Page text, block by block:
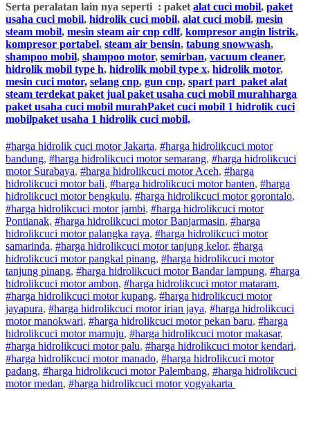
Serta peralatan lain nya seperti : paket alat cuci mobil, paket
usaha cuci mobil, hidrolik cuci mobil, alat cuci mobil, mesin
steam mobil, mesin steam air cnp cdlf, kompresor angin listrik,
kompresor portabel, steam air bensin, tabung snowwash,
shampoo mobil, shampoo motor, semirban, vacuum cleaner,
hidrolik mobil type h, hidrolik mobil type x, hidrolik motor,
mesin cuci motor, selang cnp, gun cnp, spart part paket alat
steam terdekat paket jual paket usaha cuci mobil murahharga
paket usaha cuci mobil murahPaket cuci mobil 1 hidrolik cuci
mobilpaket usaha 1 hidrolik cuci mobil,
#harga hidrolik cuci motor Jakarta, #harga hidrolikcuci motor
bandung, #harga hidrolikcuci motorsemarang, #harga hidrolikcuci
motorSurabaya, #harga hidrolikcuci motorAceh, #harga
hidrolikcuci motorbali, #harga hidrolikcuci motorbanten, #harga
hidrolikcuci motorbengkulu, #harga hidrolikcuci motorgorontalo,
#harga hidrolikcuci motorjambi, #harga hidrolikcuci motor
Pontianak, #harga hidrolikcuci motorBanjarmasin, #harga
hidrolikcuci motorpalangka raya, #harga hidrolikcuci motor
samarinda, #harga hidrolikcuci motortanjung kelor, #harga
hidrolikcuci motorpangkal pinang, #harga hidrolikcuci motor
tanjung pinang, #harga hidrolikcuci motorBandar lampung, #harga
hidrolikcuci motorambon, #harga hidrolikcuci motormataram,
#harga hidrolikcuci motorkupang, #harga hidrolikcuci motor
jayapura, #harga hidrolikcuci motoririan jaya, #harga hidrolikcuci
motormanokwari, #harga hidrolikcuci motorpekan baru, #harga
hidrolikcuci motormamuju, #harga hidrolikcuci motormakasar,
#harga hidrolikcuci motorpalu, #harga hidrolikcuci motorkendari,
#harga hidrolikcuci motormanado, #harga hidrolikcuci motor
padang, #harga hidrolikcuci motorPalembang, #harga hidrolikcuci
motormedan, #harga hidrolikcuci motoryogyakarta